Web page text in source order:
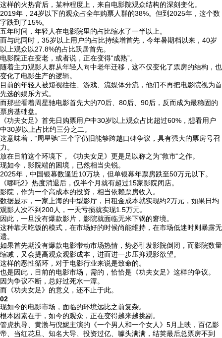
这样的火热背后，某种程度上，来自电影院观众结构的深刻变化。
2019年，24岁以下的观众占全年购票人群的38%。但到2025年，这个数
字跌到了15%。
五年时间，年轻人在电影院里的占比缩水了一半以上。
而与此同时，35岁以上用户的占比持续增首先，今年暑期档以来，40岁
以上观众以27.8%的占比跃居首先。
电影院正在变老，或者说，正在变得“成熟”。
随着主力观影人群从年轻人向中老年迁移，这不仅变化了票房的结构，也
变化了电影生产的逻辑。
目前的年轻人被短视往往、游戏、流媒体分流，他们不再把电影院视为首
先选的娱乐方式。
而那些看着周星驰电影首先大的70后、80后、90后，反而成为最稳固的
票房基础盘。
《功夫女足》首先日购票用户中30岁以上观众占比超过60%，想看用户
中30岁以上占比约三分之二。
这意味着，“周星驰”三个字仍旧能够跨越口碑争议，具有强大的票房号召
力。
放在目前这个环境下，《功夫女足》更是足以称之为“救市”之作。
现如今，影院端的困境，已然相当尖锐。
2025年，中国银幕数逼近10万块，但单银幕年票房跌至50万元以下。
《哪吒2》热度消退后，仅半个月就有超过15家影院闭店。
影院，作为一个高成本的投资，相当依赖票房收入。
数据显示，一家上海的中型影厅，日租金成本就实现约2万元，如果日均
观影人次不到200人，一天亏损就实现1.5万元。
因此，一旦没有爆款影片，影院就面临无米下锅的窘境。
这种靠天吃饭的模式，在市场好的时候尚能维持，在市场低迷时则暴露无
遗。
如果首先期没有爆款电影带动市场热情，势必引发影院倒闭，而影院数量
缩减，又会提高观众观影成本，进而进一步压抑观影欲望。
这样的恶性循环，对于电影行业来说是致命的。
也是因此，目前的电影市场，需的，恰恰是《功夫女足》这样的争议。
因为争议不断，总好过死水一潭。
而《功夫女足》的意义，还不止于此。
02
现如今的电影市场，面临的环境远比之前复杂。
根本因素在于，如今的观众，正在变得越来越挑剔。
管虎执导、黄渤与倪妮主演的《一个男人和一个女人》5月上映，百亿影
帝、当红花旦、知名大导、投资过亿、噱头满满，结荚最后总票房不到